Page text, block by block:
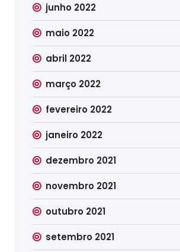
junho 2022
maio 2022
abril 2022
março 2022
fevereiro 2022
janeiro 2022
dezembro 2021
novembro 2021
outubro 2021
setembro 2021